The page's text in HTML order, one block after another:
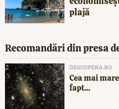
plajă
Recomandări din presa
DESCOPERA.RO
Cea mai
fapt...